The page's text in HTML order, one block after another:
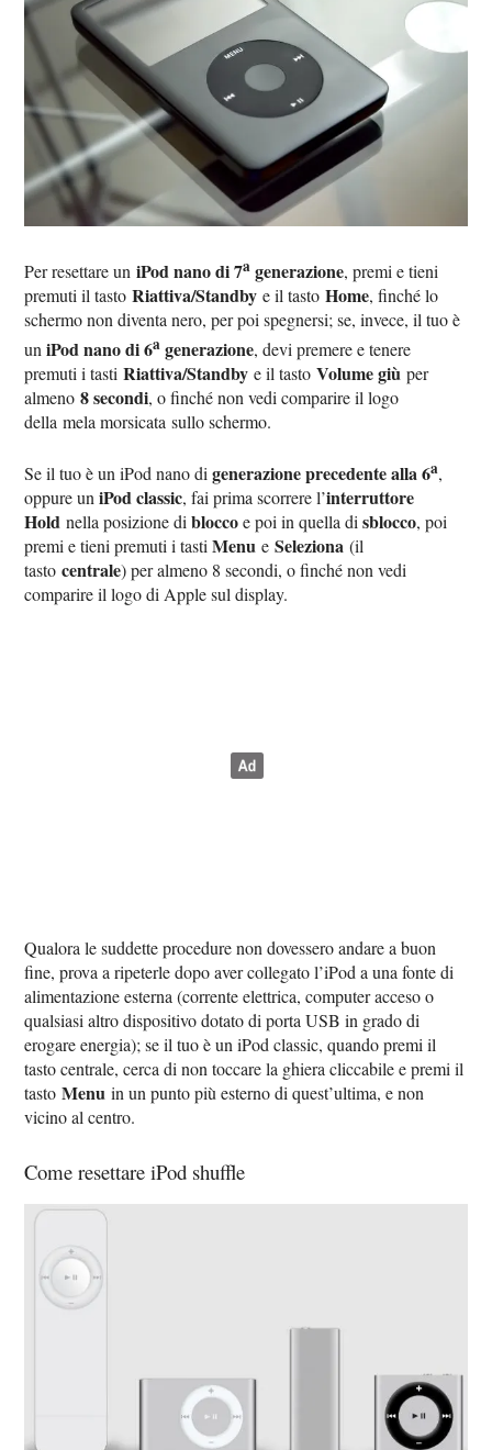
Per resettare uniPod nano di 7a generazione, premi e tieni
premuti il tastoRiattiva/Standbye il tastoHome, finché lo
schermo non diventa nero, per poi spegnersi; se, invece, il tuo è
uniPod nano di 6a generazione, devi premere e tenere
premuti i tastiRiattiva/Standbye il tastoVolume giùper
almeno8 secondi, o finché non vedi comparire il logo
della mela morsicata sullo schermo.
Se il tuo è un iPod nano digenerazione precedente alla 6a,
oppure uniPod classic, fai prima scorrere l’interruttore
Holdnella posizione dibloccoe poi in quella disblocco, poi
premi e tieni premuti i tastiMenueSeleziona(il
tastocentrale) per almeno 8 secondi, o finché non vedi
comparire il logo di Apple sul display.
Qualora le suddette procedure non dovessero andare a buon
fine, prova a ripeterle dopo aver collegato l’iPod a una fonte di
alimentazione esterna (corrente elettrica, computer acceso o
qualsiasi altro dispositivo dotato di porta USB in grado di
erogare energia); se il tuo è un iPod classic, quando premi il
tasto centrale, cerca di non toccare la ghiera cliccabile e premi il
tastoMenuin un punto più esterno di quest’ultima, e non
vicino al centro.
Come resettare iPod shuffle